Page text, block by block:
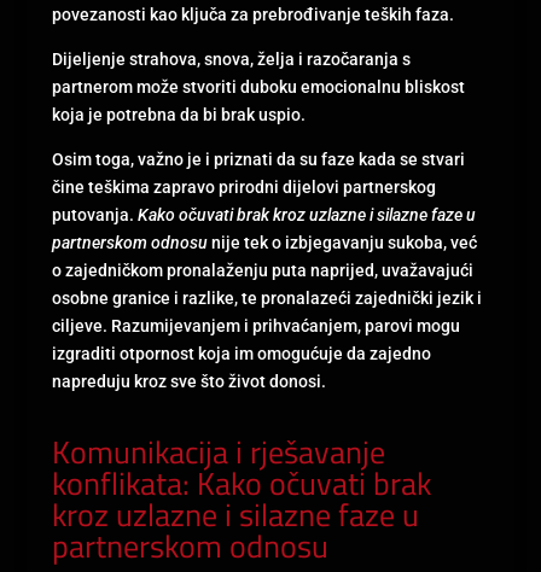
povezanosti kao ključa za prebrođivanje teških faza.
Dijeljenje strahova, snova, želja i razočaranja s
partnerom može stvoriti duboku emocionalnu bliskost
koja je potrebna da bi brak uspio.
Osim toga, važno je i priznati da su faze kada se stvari
čine teškima zapravo prirodni dijelovi partnerskog
putovanja. Kako očuvati brak kroz uzlazne i silazne faze u
partnerskom odnosunije tek o izbjegavanju sukoba, već
o zajedničkom pronalaženju puta naprijed, uvažavajući
osobne granice i razlike, te pronalazeći zajednički jezik i
ciljeve. Razumijevanjem i prihvaćanjem, parovi mogu
izgraditi otpornost koja im omogućuje da zajedno
napreduju kroz sve što život donosi.
Komunikacija i rješavanje
konflikata: Kako očuvati brak
kroz uzlazne i silazne faze u
partnerskom odnosu